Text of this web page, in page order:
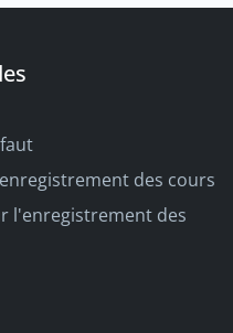
des cours
l'enregistrement des